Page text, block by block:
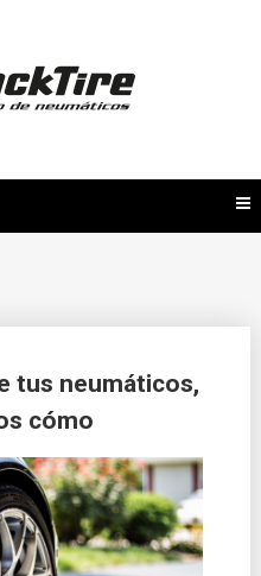
tus neumáticos,
cómo